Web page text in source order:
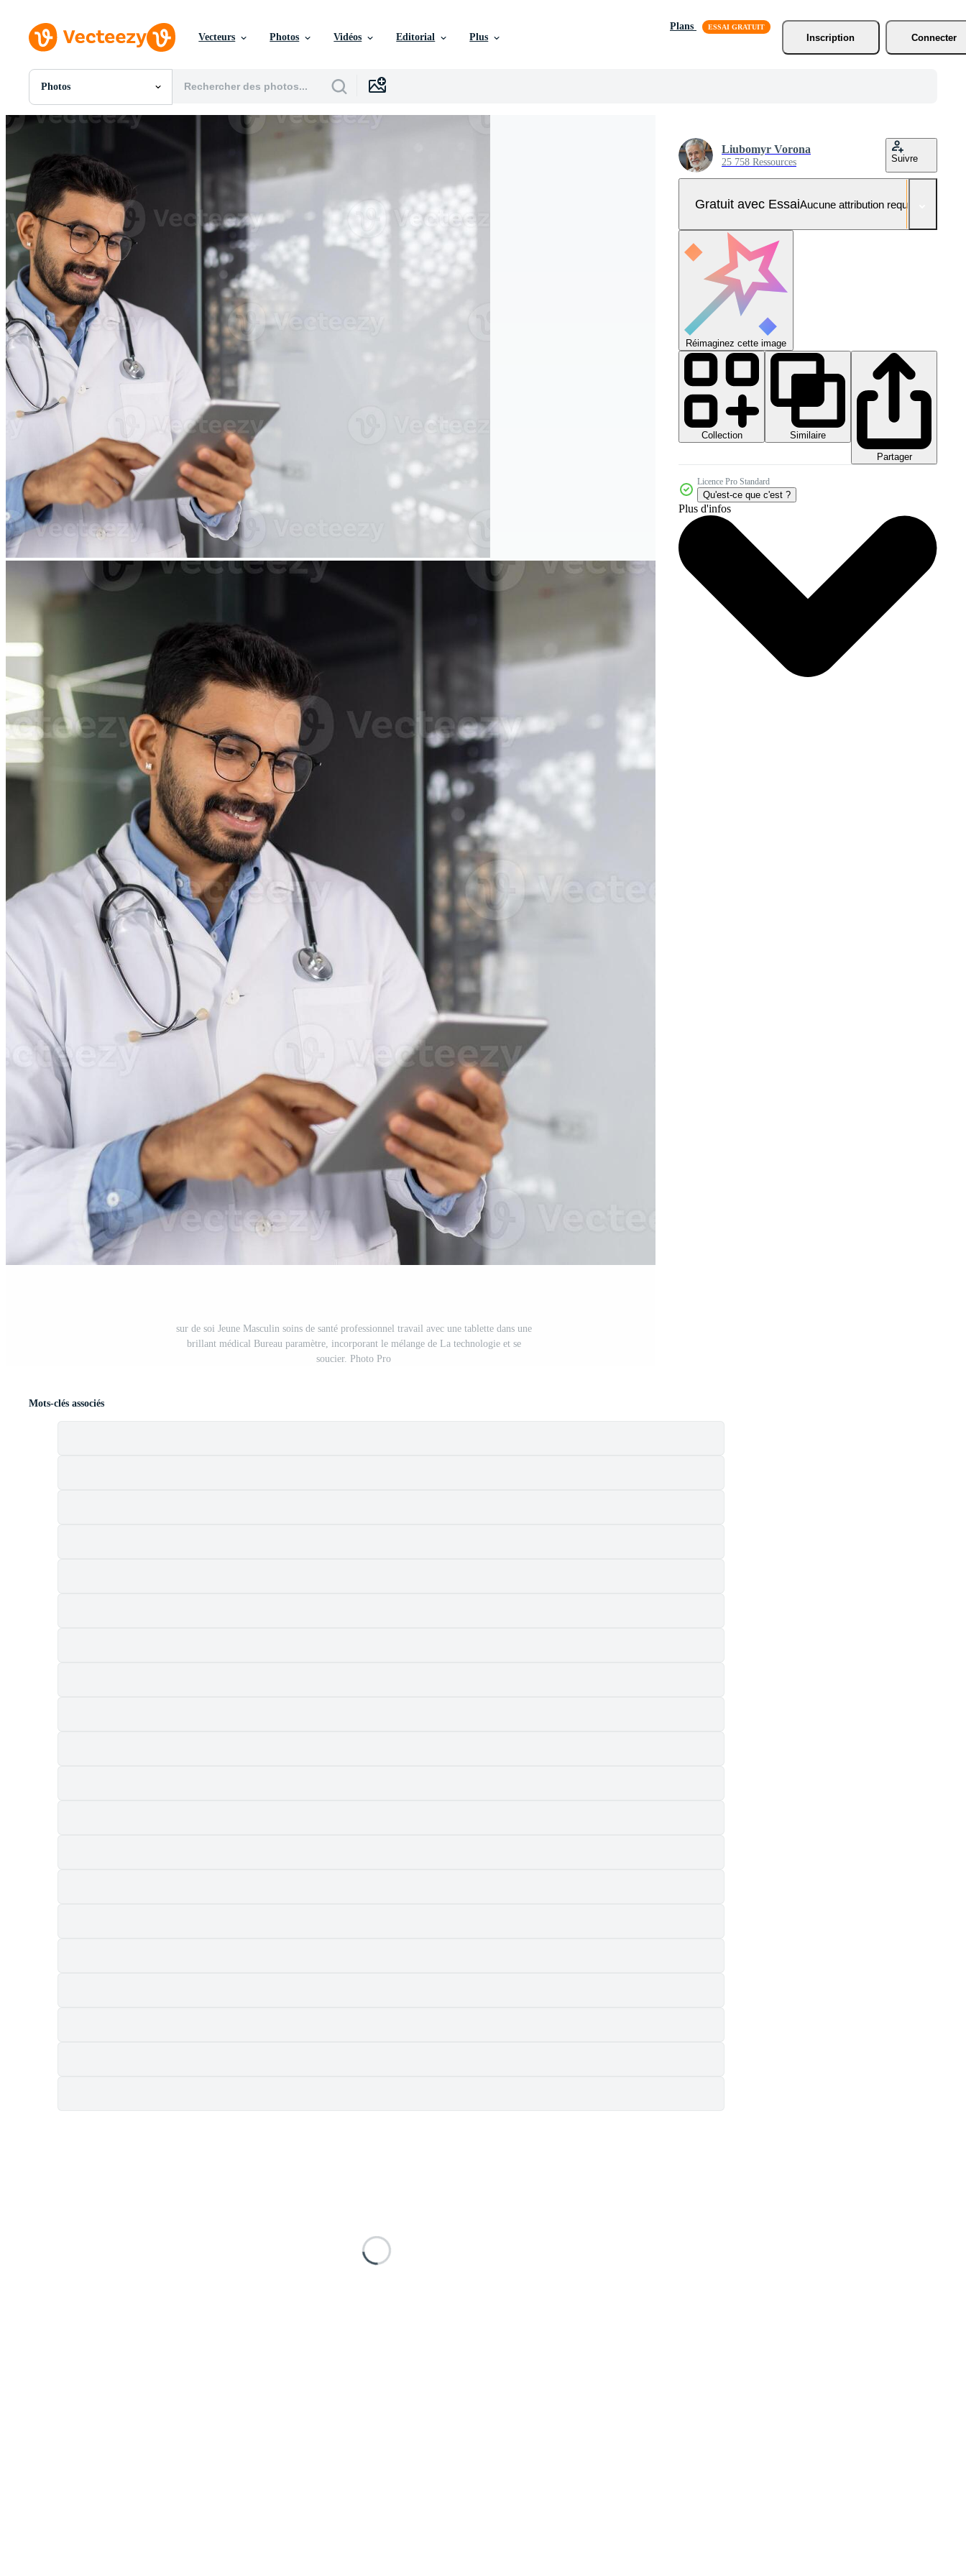
Vecteurs Photos Vidéos Editorial Plus
Plans
Inscription
Connecter
Photos
Toutes Images
Photos
SVGs
Modèles
Vecteurs
Vidéos
Motion graphics
Images Éditoriales
Événements Éditoriaux
sur de soi Jeune Masculin soins de santé professionnel travail avec une tablette dans une
brillant médical Bureau paramètre, incorporant le mélange de La technologie et se
soucier. Photo Pro
Liubomyr Vorona
25 758 Ressources Suivre
Gratuit avec EssaiAucune attribution requise
Réimaginez cette image
Collection
Similaire
Partager
Licence Pro Standard
Qu'est-ce que c'est ?
Plus d'infos
Mots-clés associés